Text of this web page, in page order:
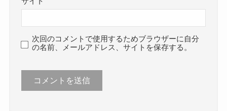
次回のコメントで使用するためブラウザーに自分
の名前、メールアドレス、サイトを保存する。